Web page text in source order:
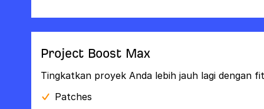
Project Boost Max
Tingkatkan proyek Anda lebih jauh lagi dengan
Patches